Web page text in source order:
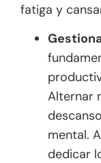
fatiga y
Alternar
mental.
dedicar